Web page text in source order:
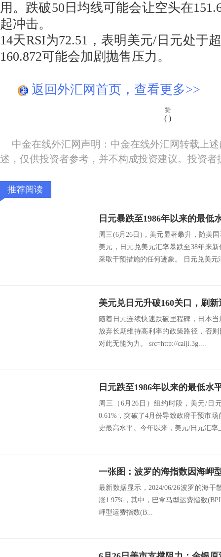
用。跌破50日均线可能会让空头在
起冲击。
14天RSI为72.51，表明美元/日元处于
160.872可能会加剧抛售压力。
返回外汇网首页，查看更多>>
赞
( )
中金在线外汇网声明：中金在线外汇网转载上
述，仅供投资者参考，并不构成投资建议。投资
推荐阅读
周三(6月26日)，美元显著攀升，随美
美元，日元兑美元汇率暴跌至38年来
采取干预措施的任何迹象。 日元兑美元
随着日元连续快速跌破里程碑，日本
放弃长期维持高利率的政策路径，否
对此无能为力。 src=http://caiji.3g....
周三（6月26日）纽约时段，美元/日
0.61%，突破了4月份导致政府干预市
史最高水平。今年以来，美元/日元汇率
一张图：波罗的海指数因海岬
最新数据显示，2024/06/26波罗的海干
涨1.97%，其中，巴拿马型运费指数
岬型运费指数(B...